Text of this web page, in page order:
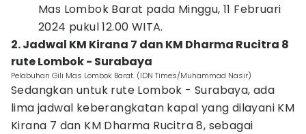
Mas Lombok Barat pada Minggu, 11 Februari
2024 pukul 12.00 WITA.
2. Jadwal KM Kirana 7 dan KM Dharma Rucitra 8
rute Lombok - Surabaya
Pelabuhan Gili Mas Lombok Barat. (IDN Times/Muhammad Nasir)
Sedangkan untuk rute Lombok - Surabaya, ada
lima jadwal keberangkatan kapal yang dilayani KM
Kirana 7 dan KM Dharma Rucitra 8, sebagai